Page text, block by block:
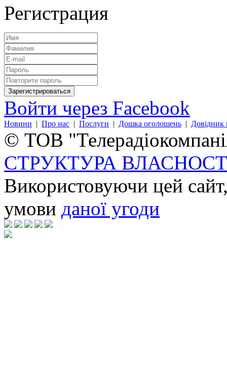
Регистрация
Войти через Facebook
Новини | Про нас | Послуги | Дошка оголошень | Довідник
© ТОВ
СТРУКТУРА
Використовуючи цей
умови даної угоди